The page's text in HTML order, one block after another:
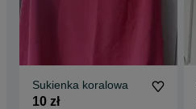
Sukienka koralowa
10 zł